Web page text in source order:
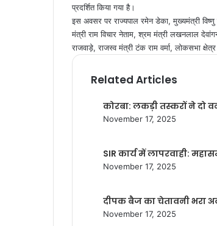
प्रदर्शित किया गया है।
इस अवसर पर राज्यपाल रमेन डेका, मुख्यमंत्री
मंत्री राम विचार नेताम, श्रम मंत्री लखनलाल
राजवाड़े, राजस्व मंत्री टंक राम वर्मा, लोकसभा
Related Articles
कोरबा: लकड़ी तस्करों ने दो
November 17, 2025
SIR कार्य में लापरवाही:
November 17, 2025
दीपक बैज का चेतावनी भरा
November 17, 2025